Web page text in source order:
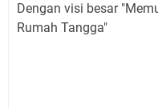
Dengan visi besar
Rumah Tangga"